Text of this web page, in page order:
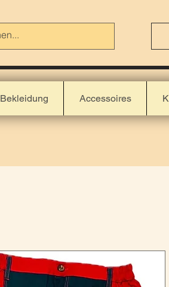
Bekleidung Accessoires